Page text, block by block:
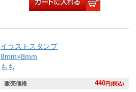
イラストスタンプ
8mm×8mm
もも
販売価格 440円(税込)